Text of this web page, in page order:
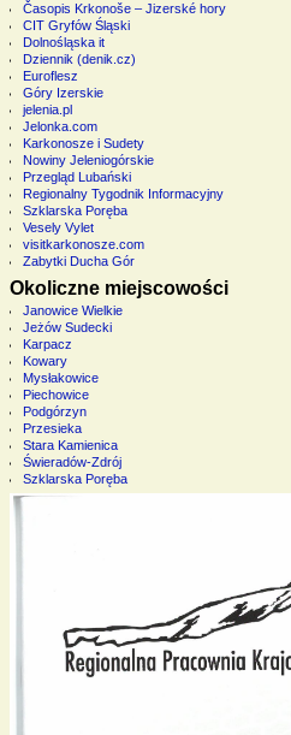
Časopis Krkonoše – Jizerské hory
CIT Gryfów Śląski
Dolnośląska it
Dziennik (denik.cz)
Euroflesz
Góry Izerskie
jelenia.pl
Jelonka.com
Karkonosze i Sudety
Nowiny Jeleniogórskie
Przegląd Lubański
Regionalny Tygodnik Informacyjny
Szklarska Poręba
Vesely Vylet
visitkarkonosze.com
Zabytki Ducha Gór
Okoliczne miejscowości
Janowice Wielkie
Jeżów Sudecki
Karpacz
Kowary
Mysłakowice
Piechowice
Podgórzyn
Przesieka
Stara Kamienica
Świeradów-Zdrój
Szklarska Poręba